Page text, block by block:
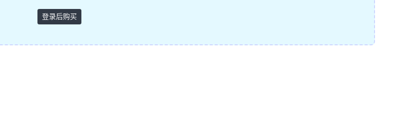
登录后购买